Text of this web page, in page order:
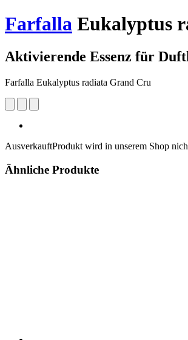
Farfalla Eukalyptus
Aktivierende Essenz für
Farfalla Eukalyptus radiata Grand Cru
AusverkauftProdukt wird in unserem Shop
Ähnliche Produkte